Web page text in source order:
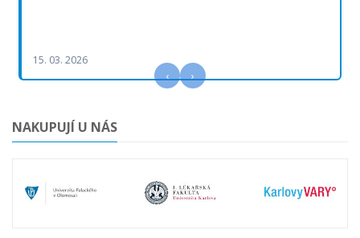
15. 03. 2026
‹ ›
NAKUPUJÍ U NÁS